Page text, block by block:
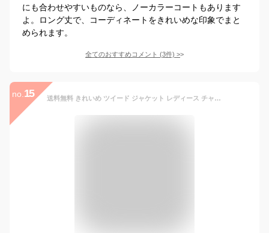
にも合わせやすいものなら、ノーカラーコートもあります
よ。ロング丈で、コーディネートをきれいめな印象でまと
められます。
全てのおすすめコメント (3件) >
no. 15 送料無料 きれいめ ツイード ジャケット レディース チャコール オフホワイト グレー ベージュ M L 入学式 ママスーツ フォーマル 春 夏 秋 ツィード